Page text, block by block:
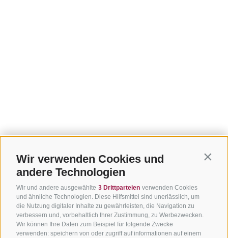
Wir verwenden Cookies und
andere Technologien
Wir und andere ausgewählte 3 Drittparteien verwenden Cookies
und ähnliche Technologien. Diese Hilfsmittel sind unerlässlich, um
die Nutzung digitaler Inhalte zu gewährleisten, die Navigation zu
verbessern und, vorbehaltlich Ihrer Zustimmung, zu Werbezwecken.
Wir können Ihre Daten zum Beispiel für folgende Zwecke
verwenden: speichern von oder zugriff auf informationen auf einem